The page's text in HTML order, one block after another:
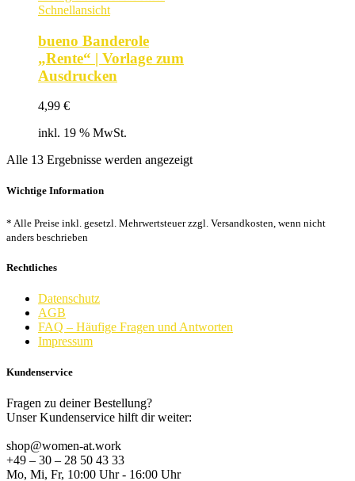
Schnellansicht
bueno Banderole
„Rente“ | Vorlage zum
Ausdrucken
4,99 €
inkl. 19 % MwSt.
Alle 13 Ergebnisse werden angezeigtNach
Wichtige Information
* Alle Preise inkl. gesetzl. Mehrwertsteuer zzgl. Versandkosten, wenn nicht
anders beschrieben
Rechtliches
Datenschutz
AGB
FAQ – Häufige Fragen und Antworten
Impressum
Kundenservice
Fragen zu deiner Bestellung?
Unser Kundenservice hilft dir weiter:
shop@women-at.work
+49 – 30 – 28 50 43 33
Mo, Mi, Fr, 10:00 Uhr - 16:00 Uhr